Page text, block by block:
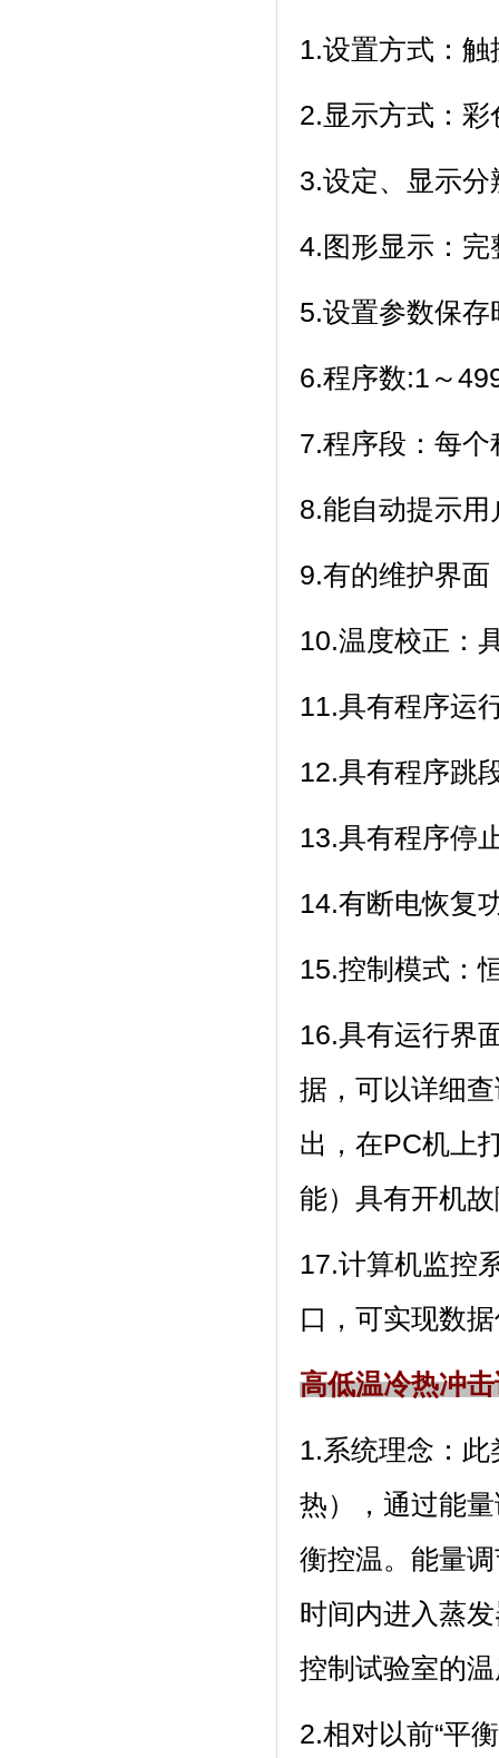
1.设置方式：触
2.显示方式
3.设定、显示
4.图形显示：
5.设置参数保存
6.程序数:1～499
7.程序段：每个
8.能自动提示用户
9.有的维护界面
10.温度校正
11.具有程序运行
12.具有程序跳段
13.具有程序停止
14.有断电恢复功
15.控制模式：恒
16.具有运行界面
据，可以详细
出，在PC机
能）具有开机故
17.计算机监控
口，可实现数
高低温冷热冲
1.系统理念：
热），通过
衡控温。能量
时间内进入蒸发
控制试验室的温度
2.相对以前“平衡